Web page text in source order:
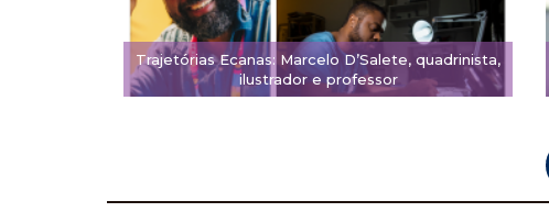
Trajetórias Ecanas: Marcelo D’Salete, quadrinista,
ilustrador e professor